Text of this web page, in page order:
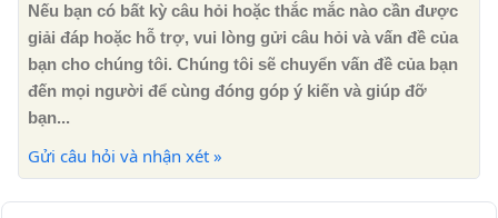
Nếu bạn có bất kỳ câu hỏi hoặc thắc mắc nào cần được
giải đáp hoặc hỗ trợ, vui lòng gửi câu hỏi và vấn đề của
bạn cho chúng tôi. Chúng tôi sẽ chuyển vấn đề của bạn
đến mọi người để cùng đóng góp ý kiến ​​và giúp đỡ
bạn...
Gửi câu hỏi và nhận xét »